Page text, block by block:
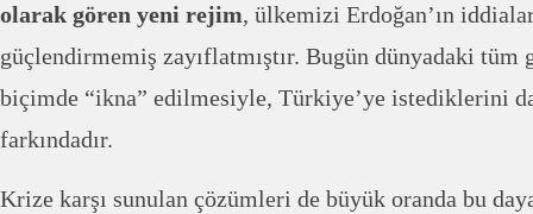
olarak gören yeni rejim, ülkemizi Erdoğan’ın
güçlendirmemiş zayıflatmıştır. Bugün dünyadaki
biçimde “ikna” edilmesiyle, Türkiye’ye istediklerini
farkındadır.
Krize karşı sunulan çözümleri de büyük oranda bu